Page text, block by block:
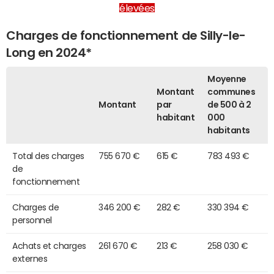
élevées
Charges de fonctionnement de Silly-le-
Long en 2024*
Montant
Montant
par
habitant
Moyenne
communes
de 500 à 2
000
habitants
Total des charges
de
fonctionnement
755 670 € 615 € 783 493 €
Charges de
personnel
346 200 € 282 € 330 394 €
Achats et charges
externes
261 670 € 213 € 258 030 €